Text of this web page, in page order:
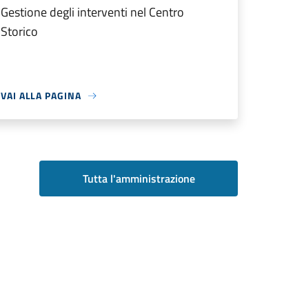
Gestione degli interventi nel Centro
Storico
VAI ALLA PAGINA
Tutta l'amministrazione